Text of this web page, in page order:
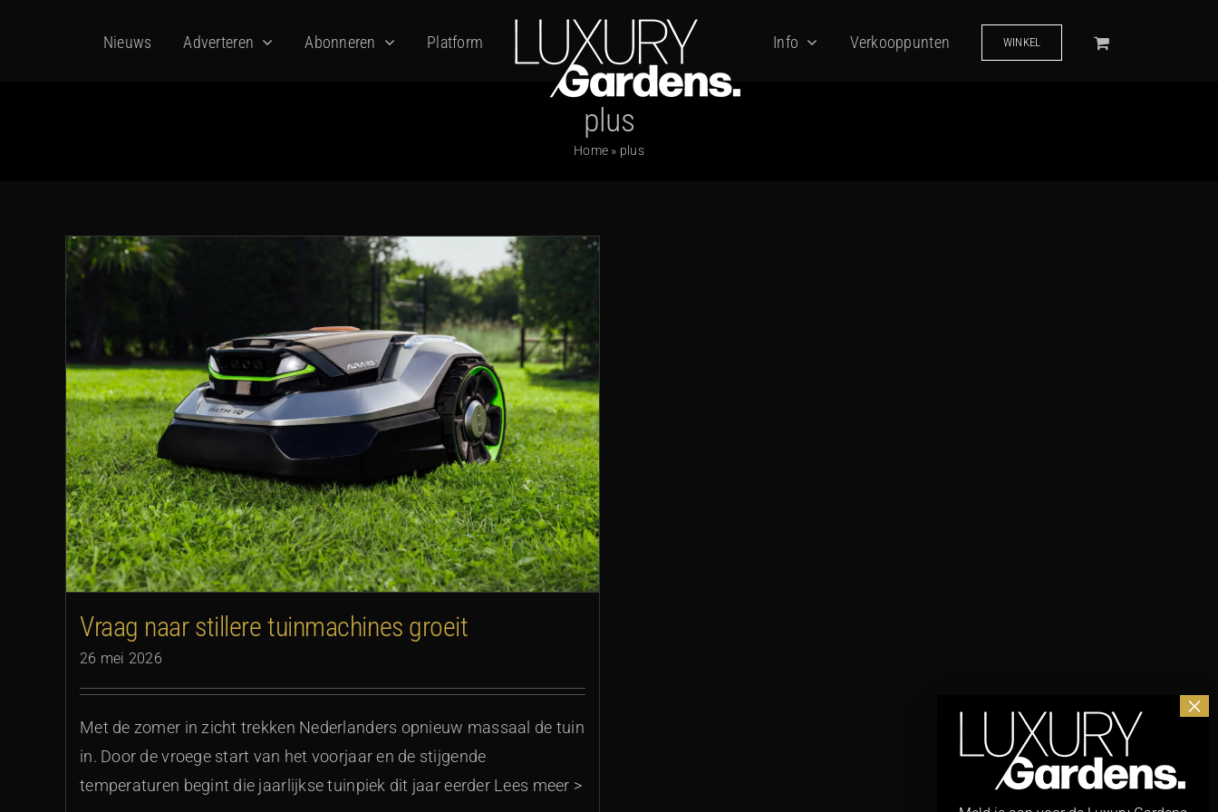
Nieuws Adverteren Abonneren Platform Info Verkooppunten WINKEL
plus
Home » plus
Vraag naar stillere tuinmachines groeit
26 mei 2026
Met de zomer in zicht trekken Nederlanders opnieuw massaal de tuin
in. Door de vroege start van het voorjaar en de stijgende
temperaturen begint die jaarlijkse tuinpiek dit jaar eerder Lees meer >